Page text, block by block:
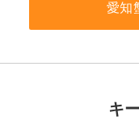
愛知
キ